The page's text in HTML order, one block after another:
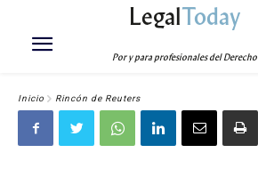
LegalToday
Por y para profesionales del Derecho
Inicio Rincón de Reuters